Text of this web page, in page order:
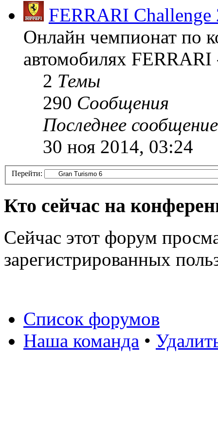
FERRARI
Онлайн чемпионат по
автомобилях
2 Темы
290 Сообщения
Последнее сообщение
30 ноя 2014, 03:24
Перейти:
Кто сейчас на
Сейчас этот форум
зарегистрированных
Список форумов
Наша команда •